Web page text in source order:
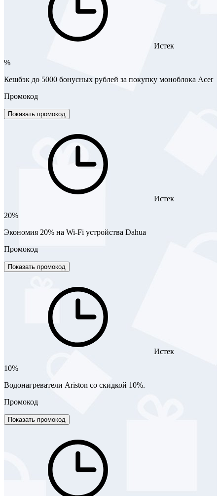
Истек
%
Кешбэк до 5000 бонусных рублей за покупку моноблока Acer
Промокод
Показать промокод
Истек
20%
Экономия 20% на Wi-Fi устройства Dahua
Промокод
Показать промокод
Истек
10%
Водонагреватели Ariston со скидкой 10%.
Промокод
Показать промокод